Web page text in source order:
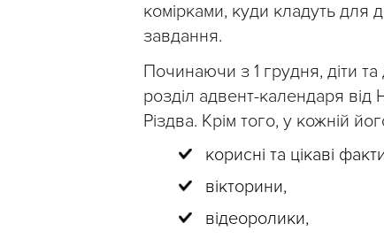
комірками, куди кладуть для
завдання.
Починаючи з 1 грудня, діти
розділ адвент-календаря
Різдва. Крім того, у кожній
корисні та цікаві
вікторини,
відеоролики,